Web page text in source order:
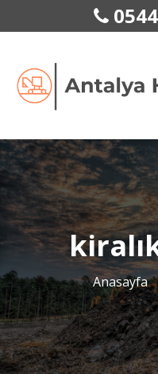
Anasayfa